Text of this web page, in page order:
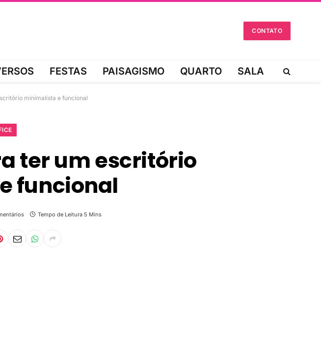
CONTATO
FESTAS PAISAGISMO QUARTO SALA
minimalista e funcional
ter um escritório
funcional
Tempo de Leitura 5 Mins